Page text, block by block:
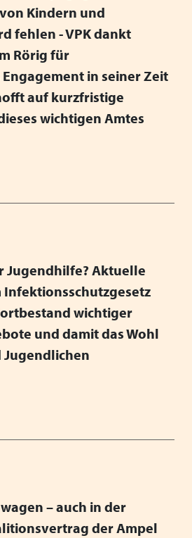
Kindern und
fehlen - VPK dankt
Rörig für
in seiner Zeit
auf kurzfristige
wichtigen Amtes
Jugendhilfe? Aktuelle
Infektionsschutzgesetz
wichtiger
und damit das Wohl
– auch in der
der Ampel